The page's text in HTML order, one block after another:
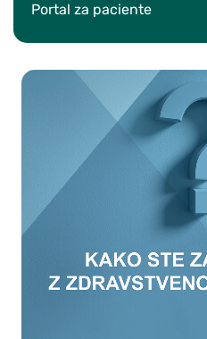
Portal za paciente